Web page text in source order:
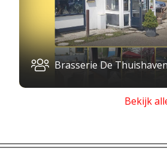
Brasserie De
Bekijk